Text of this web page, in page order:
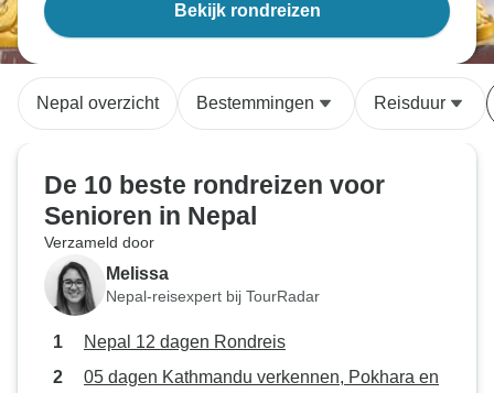
Bekijk rondreizen
Nepal overzicht Bestemmingen Reisduur
De 10 beste rondreizen voor
Senioren in Nepal
Verzameld door
Melissa
Nepal-reisexpert bij TourRadar
Nepal 12 dagen Rondreis
05 dagen Kathmandu verkennen, Pokhara en